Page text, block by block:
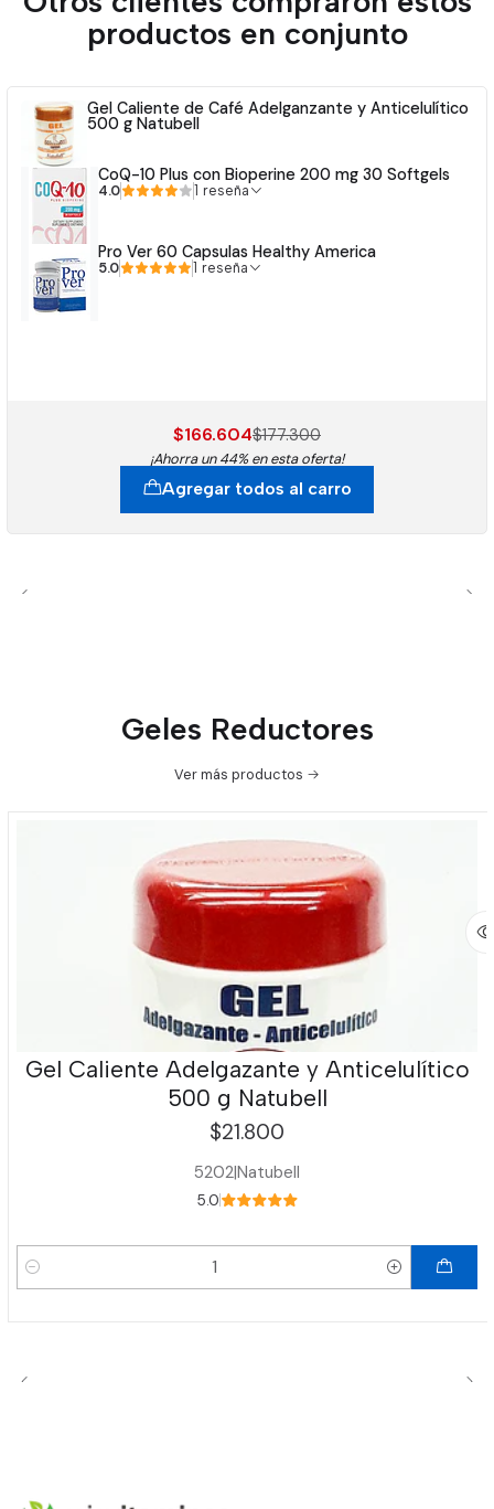
diagnosticar tampoco ha sido evaluado. Se ofrece con el
fin de generar una guía y aconsejar al público.
productos en conjunto
Gel Caliente de Café Adelganzante y Anticelulítico
500 g Natubell
CoQ-10 Plus con Bioperine 200 mg 30 Softgels
4.0 1 reseña
Pro Ver 60 Capsulas Healthy America
5.0 1 reseña
$166.604$177.300
¡Ahorra un 44% en esta oferta!
Agregar todos al carro
Geles Reductores
Ver más productos
Gel Caliente Adelgazante y Anticelulítico
500 g Natubell
$21.800
5202|Natubell
5.0
Cantidad